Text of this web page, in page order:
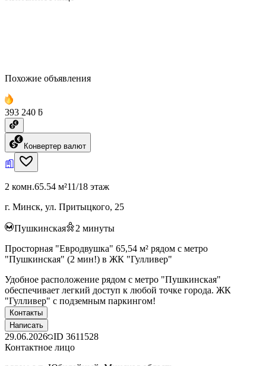
Похожие объявления
393 240 ƃ
Конвертер валют
2 комн.65.54 м²11/18 этаж
г. Минск, ул. Притыцкого, 25
Пушкинская 2 минуты
Просторная "Евродвушка" 65,54 м² рядом с метро
"Пушкинская" (2 мин!) в ЖК "Гулливер"
Удобное расположение рядом с метро "Пушкинская"
обеспечивает легкий доступ к любой точке города. ЖК
"Гулливер" с подземным паркингом!
Контакты
Написать
29.06.2026 ID 3611528
Контактное лицо